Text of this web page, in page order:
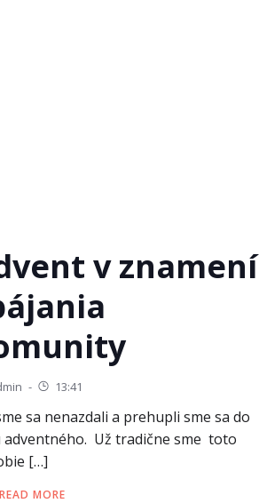
v znamení
- 13:41
sa nenazdali a prehupli sme sa do
adventného. Už tradične sme toto
[…]
READ MORE